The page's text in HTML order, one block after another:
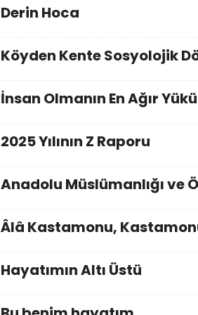
Derin Hoca
Köyden Kente Sosyolojik
İnsan Olmanın En Ağır Yükü
2025 Yılının Z Raporu
Anadolu Müslümanlığı ve
Âlâ Kastamonu,
Hayatımın Altı Üstü